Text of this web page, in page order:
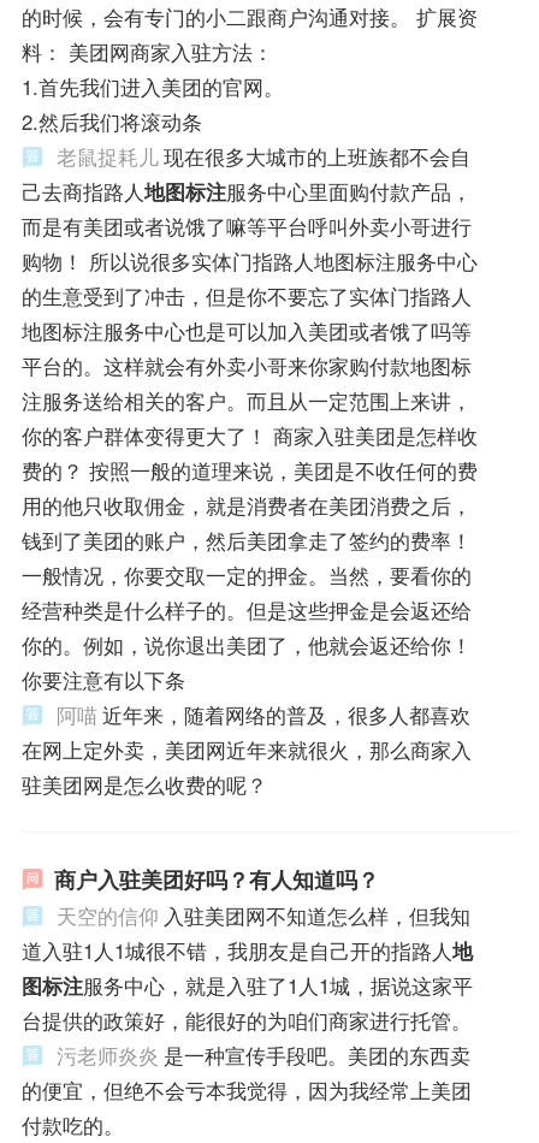
的时候，会有专门的小二跟商户沟通对接。 扩展资
料： 美团网商家入驻方法：
1.首先我们进入美团的官网。
2.然后我们将滚动条
老鼠捉耗儿现在很多大城市的上班族都不会自
己去商指路人地图标注服务中心里面购付款产品，
而是有美团或者说饿了嘛等平台呼叫外卖小哥进行
购物！ 所以说很多实体门指路人地图标注服务中心
的生意受到了冲击，但是你不要忘了实体门指路人
地图标注服务中心也是可以加入美团或者饿了吗等
平台的。这样就会有外卖小哥来你家购付款地图标
注服务送给相关的客户。而且从一定范围上来讲，
你的客户群体变得更大了！ 商家入驻美团是怎样收
费的？ 按照一般的道理来说，美团是不收任何的费
用的他只收取佣金，就是消费者在美团消费之后，
钱到了美团的账户，然后美团拿走了签约的费率！
一般情况，你要交取一定的押金。当然，要看你的
经营种类是什么样子的。但是这些押金是会返还给
你的。例如，说你退出美团了，他就会返还给你！
你要注意有以下条
阿喵近年来，随着网络的普及，很多人都喜欢
在网上定外卖，美团网近年来就很火，那么商家入
驻美团网是怎么收费的呢？
商户入驻美团好吗？有人知道吗？
天空的信仰 入驻美团网不知道怎么样，但我知
道入驻1人1城很不错，我朋友是自己开的指路人地
图标注服务中心，就是入驻了1人1城，据说这家平
台提供的政策好，能很好的为咱们商家进行托管。
污老师炎炎 是一种宣传手段吧。美团的东西卖
的便宜，但绝不会亏本我觉得，因为我经常上美团
付款吃的。